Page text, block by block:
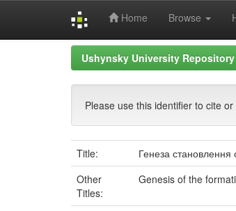
Home Browse
Ushynsky University Repository
Please use this identifier to cite
Title:
Генеза становлення
Other
Titles:
Genesis of the